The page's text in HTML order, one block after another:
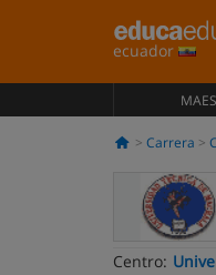
ecuador
Carrera
Centro: